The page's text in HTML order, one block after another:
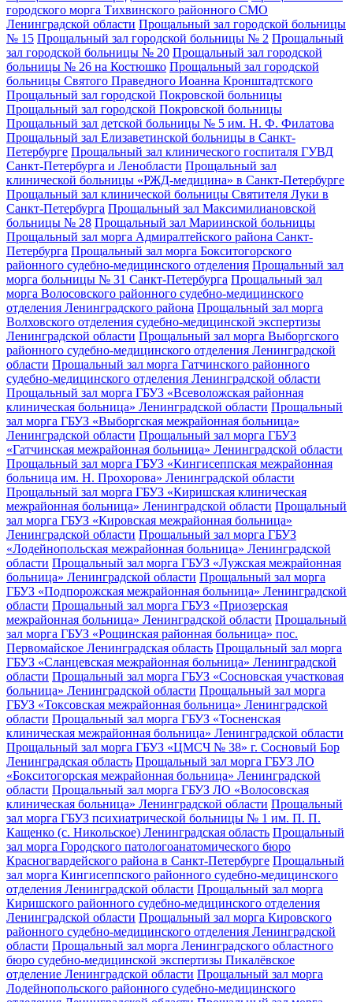
городского морга Тихвинского районного СМО
Ленинградской области Прощальный зал городской больницы
№ 15 Прощальный зал городской больницы № 2 Прощальный
зал городской больницы № 20 Прощальный зал городской
больницы № 26 на Костюшко Прощальный зал городской
больницы Святого Праведного Иоанна Кронштадтского
Прощальный зал городской Покровской больницы
Прощальный зал городской Покровской больницы
Прощальный зал детской больницы № 5 им. Н. Ф. Филатова
Прощальный зал Елизаветинской больницы в Санкт-
Петербурге Прощальный зал клинического госпиталя ГУВД
Санкт-Петербурга и Ленобласти Прощальный зал
клинической больницы «РЖД-медицина» в Санкт-Петербурге
Прощальный зал клинической больницы Святителя Луки в
Санкт-Петербурга Прощальный зал Максимилиановской
больницы № 28 Прощальный зал Мариинской больницы
Прощальный зал морга Адмиралтейского района Санкт-
Петербурга Прощальный зал морга Бокситогорского
районного судебно-медицинского отделения Прощальный зал
морга больницы № 31 Санкт-Петербурга Прощальный зал
морга Волосовского районного судебно-медицинского
отделения Ленинградского района Прощальный зал морга
Волховского отделения судебно-медицинской экспертизы
Ленинградской области Прощальный зал морга Выборгского
районного судебно-медицинского отделения Ленинградской
области Прощальный зал морга Гатчинского районного
судебно-медицинского отделения Ленинградской области
Прощальный зал морга ГБУЗ «Всеволожская районная
клиническая больница» Ленинградской области Прощальный
зал морга ГБУЗ «Выборгская межрайонная больница»
Ленинградской области Прощальный зал морга ГБУЗ
«Гатчинская межрайонная больница» Ленинградской области
Прощальный зал морга ГБУЗ «Кингисеппская межрайонная
больница им. Н. Прохорова» Ленинградской области
Прощальный зал морга ГБУЗ «Киришская клиническая
межрайонная больница» Ленинградской области Прощальный
зал морга ГБУЗ «Кировская межрайонная больница»
Ленинградской области Прощальный зал морга ГБУЗ
«Лодейнопольская межрайонная больница» Ленинградской
области Прощальный зал морга ГБУЗ «Лужская межрайонная
больница» Ленинградской области Прощальный зал морга
ГБУЗ «Подпорожская межрайонная больница» Ленинградской
области Прощальный зал морга ГБУЗ «Приозерская
межрайонная больница» Ленинградской области Прощальный
зал морга ГБУЗ «Рощинская районная больница» пос.
Первомайское Ленинградская область Прощальный зал морга
ГБУЗ «Сланцевская межрайонная больница» Ленинградской
области Прощальный зал морга ГБУЗ «Сосновская участковая
больница» Ленинградской области Прощальный зал морга
ГБУЗ «Токсовская межрайонная больница» Ленинградской
области Прощальный зал морга ГБУЗ «Тосненская
клиническая межрайонная больница» Ленинградской области
Прощальный зал морга ГБУЗ «ЦМСЧ № 38» г. Сосновый Бор
Ленинградская область Прощальный зал морга ГБУЗ ЛО
«Бокситогорская межрайонная больница» Ленинградской
области Прощальный зал морга ГБУЗ ЛО «Волосовская
клиническая больница» Ленинградской области Прощальный
зал морга ГБУЗ психиатрической больницы № 1 им. П. П.
Кащенко (с. Никольское) Ленинградская область Прощальный
зал морга Городского патологоанатомического бюро
Красногвардейского района в Санкт-Петербурге Прощальный
зал морга Кингисеппского районного судебно-медицинского
отделения Ленинградской области Прощальный зал морга
Киришского районного судебно-медицинского отделения
Ленинградской области Прощальный зал морга Кировского
районного судебно-медицинского отделения Ленинградской
области Прощальный зал морга Ленинградского областного
бюро судебно-медицинской экспертизы Пикалёвское
отделение Ленинградской области Прощальный зал морга
Лодейнопольского районного судебно-медицинского